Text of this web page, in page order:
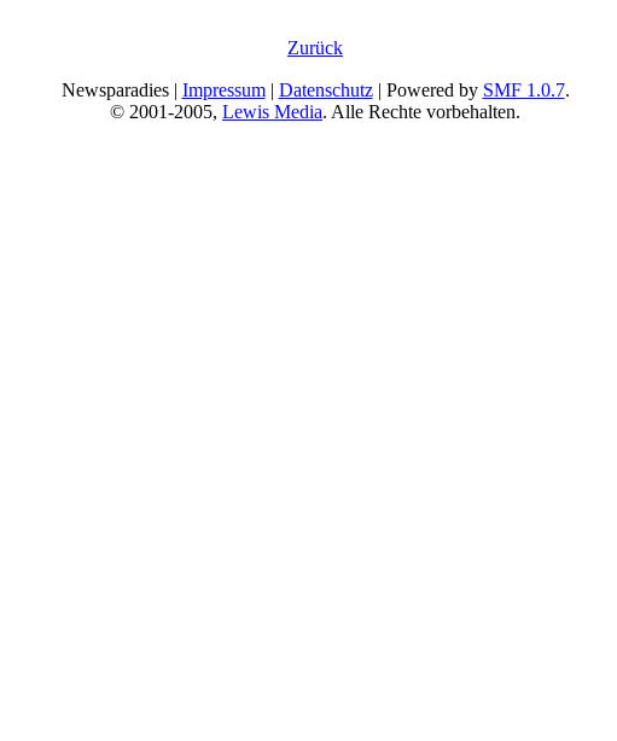
Zurück
Newsparadies | Impressum| Datenschutz| Powered by SMF 1.0.7.
© 2001-2005, Lewis Media. Alle Rechte vorbehalten.